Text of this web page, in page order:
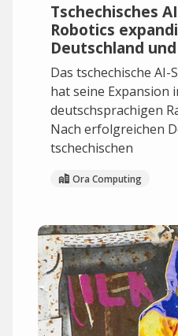
Tschechisches
Robotics
Deutschland
Das tschechische AI-
hat seine Expansion
deutschsprachigen
Nach erfolgreichen
tschechischen
Ora Computing